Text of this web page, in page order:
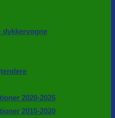
dykkervogne
2020-2025
2015-2020